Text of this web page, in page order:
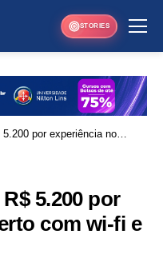
STORIES
por experiência no
5.200 por
com wi-fi e